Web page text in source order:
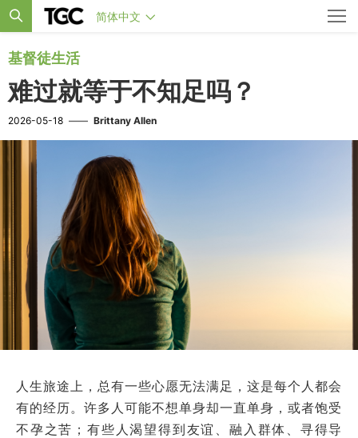
简体中文
基督徒生活
难过就等于不知足吗？
2026-05-18 —— Brittany Allen
人生旅途上，总有一些心愿无法满足，这是每个人都会
有的经历。许多人可能不想单身却一直单身，或者饱受
不孕之苦；有些人渴望得到友谊、融入群体、寻得导